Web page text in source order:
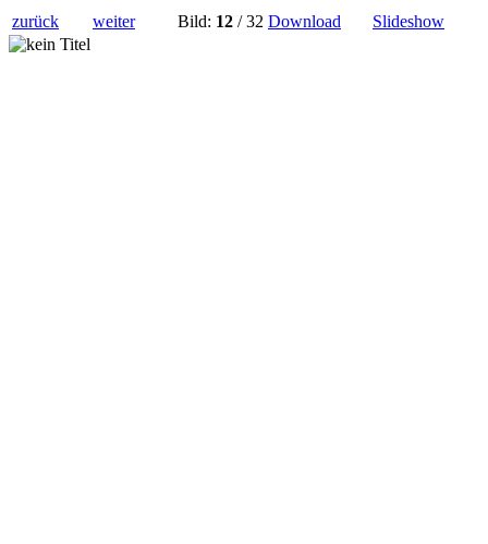
zurück weiter Bild: 12 / 32 Download Slideshow